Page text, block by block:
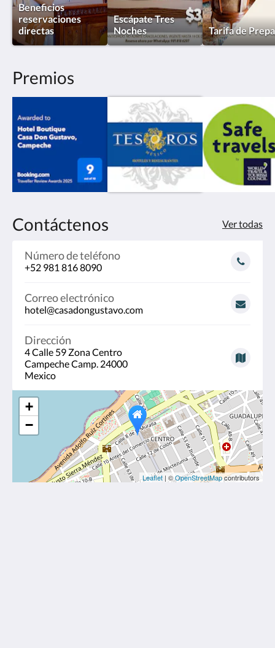
Beneficios
reservaciones
directas
Escápate Tres
Noches
Tarifa de
Premios
Contáctenos Ver todas
Número de teléfono
+52 981 816 8090
Correo electrónico
hotel@casadongustavo.com
Dirección
4 Calle 59 Zona Centro
Campeche Camp. 24000
Mexico
+
−
Leaflet | ©OpenStreetMapcontributors